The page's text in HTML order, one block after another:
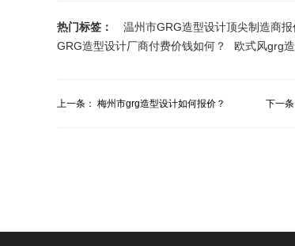
热门标签： 温州市GRG造型设计顶尖制造商报
GRG造型设计厂商付费价钱如何？
欧式风grg
上一条： 梅州市grg造型设计如何报价？ 下一条